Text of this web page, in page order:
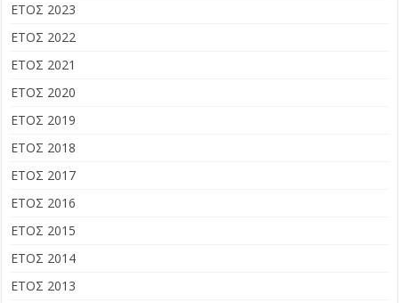
ΕΤΟΣ 2023
ΕΤΟΣ 2022
ΕΤΟΣ 2021
ΕΤΟΣ 2020
ΕΤΟΣ 2019
ΕΤΟΣ 2018
ΕΤΟΣ 2017
ΕΤΟΣ 2016
ΕΤΟΣ 2015
ΕΤΟΣ 2014
ΕΤΟΣ 2013